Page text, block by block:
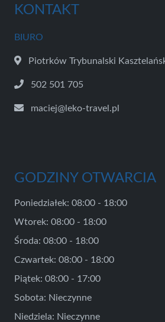
KONTAKT
BIURO
Piotrków Trybunalski
502 501 705
maciej@leko-travel.pl
GODZINY OTWARCIA
Poniedziałek: 08:00 - 18:00
Wtorek: 08:00 - 18:00
Środa: 08:00 - 18:00
Czwartek: 08:00 - 18:00
Piątek: 08:00 - 17:00
Sobota: Nieczynne
Niedziela: Nieczynne